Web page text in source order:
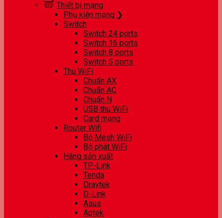
Thiết bị mạng
Phụ kiện mạng ❯
Switch
Switch 24 ports
Switch 16 ports
Switch 8 ports
Switch 5 ports
Thu WiFi
Chuẩn AX
Chuẩn AC
Chuẩn N
USB thu WiFi
Card mạng
Router Wifi
Bộ Mesh WiFi
Bộ phát WiFi
Hãng sản xuất
TP-Link
Tenda
Draytek
D-Link
Asus
Aptek